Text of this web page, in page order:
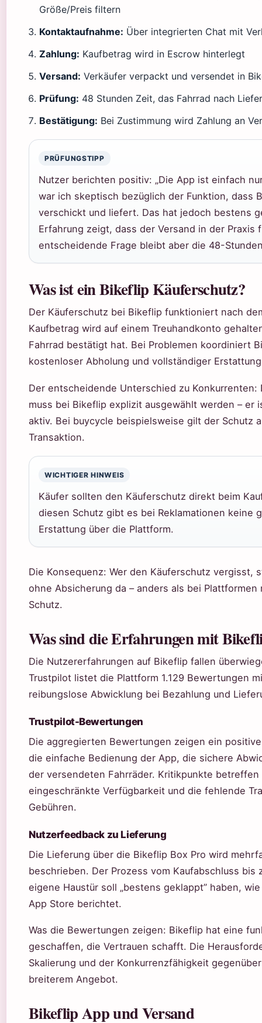
Größe/Preis filtern
Kontaktaufnahme: Über integrierten Chat mit
Zahlung: Kaufbetrag wird in Escrow hinterlegt
Versand: Verkäufer verpackt und versendet in
Prüfung: 48 Stunden Zeit, das Fahrrad nach
Bestätigung: Bei Zustimmung wird Zahlung an
PRÜFUNGSTIPP
Nutzer berichten positiv: „Die App ist einfach
war ich skeptisch bezüglich der Funktion, dass
verschickt und liefert. Das hat jedoch bestens
Erfahrung zeigt, dass der Versand in der Praxis
entscheidende Frage bleibt aber die 48-
Was ist ein Bikeflip Käuferschutz?
Der Käuferschutz bei Bikeflip funktioniert nach
Kaufbetrag wird auf einem Treuhandkonto
Fahrrad bestätigt hat. Bei Problemen koordiniert
kostenloser Abholung und vollständiger
Der entscheidende Unterschied zu Konkurrenten:
muss bei Bikeflip explizit ausgewählt werden – er
aktiv. Bei buycycle beispielsweise gilt der Schutz
Transaktion.
WICHTIGER HINWEIS
Käufer sollten den Käuferschutz direkt beim
diesen Schutz gibt es bei Reklamationen keine
Erstattung über die Plattform.
Die Konsequenz: Wer den Käuferschutz vergisst,
ohne Absicherung da – anders als bei Plattformen
Schutz.
Was sind die Erfahrungen mit
Die Nutzererfahrungen auf Bikeflip fallen
Trustpilot listet die Plattform 1.129 Bewertungen
reibungslose Abwicklung bei Bezahlung und
Trustpilot-Bewertungen
Die aggregierten Bewertungen zeigen ein
die einfache Bedienung der App, die sichere
der versendeten Fahrräder. Kritikpunkte betreffen
eingeschränkte Verfügbarkeit und die fehlende
Gebühren.
Nutzerfeedback zu Lieferung
Die Lieferung über die Bikeflip Box Pro wird
beschrieben. Der Prozess vom Kaufabschluss bis
eigene Haustür soll „bestens geklappt” haben,
App Store berichtet.
Was die Bewertungen zeigen: Bikeflip hat eine
geschaffen, die Vertrauen schafft. Die
Skalierung und der Konkurrenzfähigkeit
breiterem Angebot.
Bikeflip App und Versand